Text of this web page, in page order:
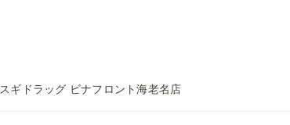
スギドラッグ ビナフロント海老名店